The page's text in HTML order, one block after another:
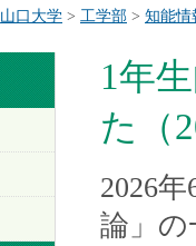
山口大学 > 工学部 > 知能情
1年
た（
2026
論」の